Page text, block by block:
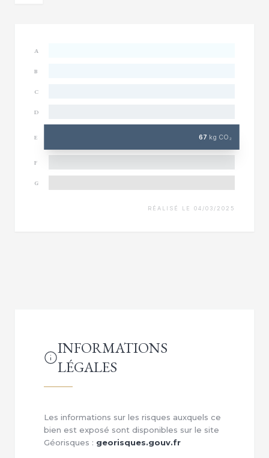
A
B
C
D
E 67 kg CO₂
F
G
RÉALISÉ LE 04/03/2025
INFORMATIONS
LÉGALES
Les informations sur les risques auxquels ce
bien est exposé sont disponibles sur le site
Géorisques : georisques.gouv.fr